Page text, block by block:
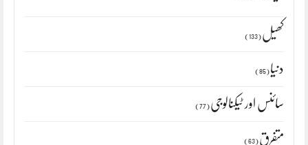
کھیل (133)
دنیا (85)
سائنس اور ٹیکنالوجی (77)
متفرق (63)